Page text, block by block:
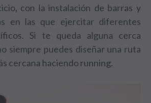
con la instalación de barras y
en las que ejercitar diferentes
Si te queda alguna cerca
siempre puedes diseñar una ruta
cercana haciendo running.